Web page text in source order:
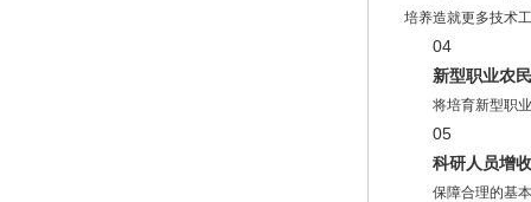
培养造就更多技术
04
新型职业农
将培育新型职
05
科研人员增收
保障合理的基